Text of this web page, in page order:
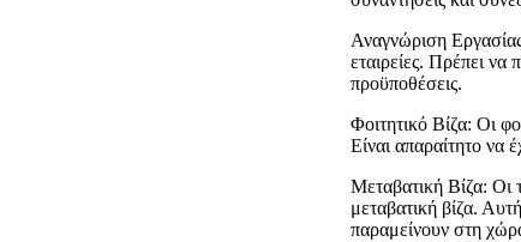
Αναγνώριση
εταιρείες. Πρέπει να
προϋποθέσεις.
Φοιτητικό Βίζα: Οι
Είναι απαραίτητο να
Μεταβατική Βίζα: Οι
μεταβατική βίζα.
παραμείνουν στη